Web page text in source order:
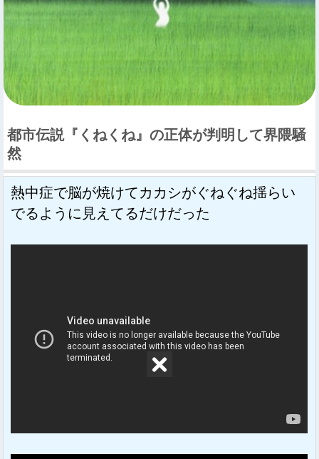
都市伝説『くねくね』の正体が判明して界隈騒
然
熱中症で脳が焼けてカカシがぐねぐね揺らい
でるように見えてるだけだった